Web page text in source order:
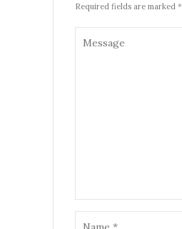
Required fields are marked *